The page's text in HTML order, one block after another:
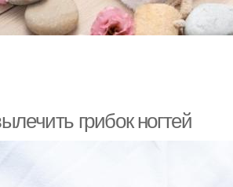
грибок ногтей